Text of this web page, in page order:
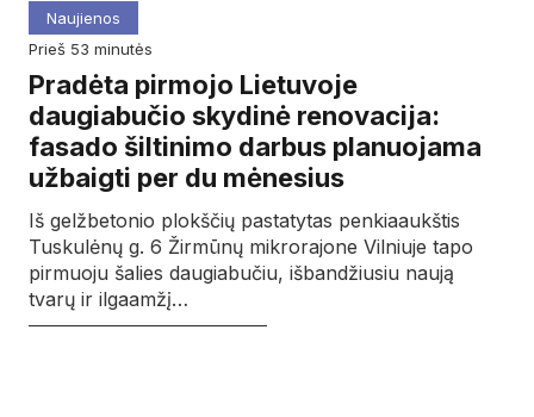
Naujienos
prieš 53 minutės
Pradėta pirmojo Lietuvoje
daugiabučio skydinė renovacija:
fasado šiltinimo darbus planuojama
užbaigti per du mėnesius
Iš gelžbetonio plokščių pastatytas penkiaaukštis
Tuskulėnų g. 6 Žirmūnų mikrorajone Vilniuje tapo
pirmuoju šalies daugiabučiu, išbandžiusiu naują
tvarų ir ilgaamžį…